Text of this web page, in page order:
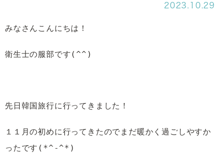
2023.10.29
みなさんこんにちは！
衛生士の服部です(^^)
先日韓国旅行に行ってきました！
１１月の初めに行ってきたのでまだ暖かく過ごしやすか
ったです(*^-^*)